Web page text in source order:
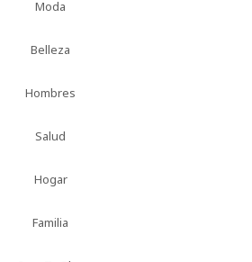
Moda
Belleza
Hombres
Salud
Hogar
Familia